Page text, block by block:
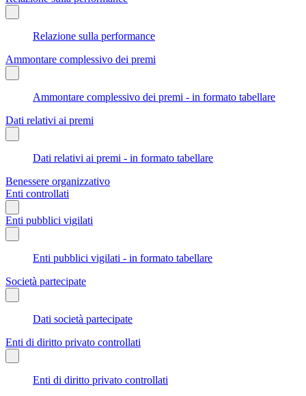
Relazione sulla performance
Ammontare complessivo dei premi
Ammontare complessivo dei premi - in formato tabellare
Dati relativi ai premi
Dati relativi ai premi - in formato tabellare
Benessere organizzativo
Enti controllati
Enti pubblici vigilati
Enti pubblici vigilati - in formato tabellare
Società partecipate
Dati società partecipate
Enti di diritto privato controllati
Enti di diritto privato controllati